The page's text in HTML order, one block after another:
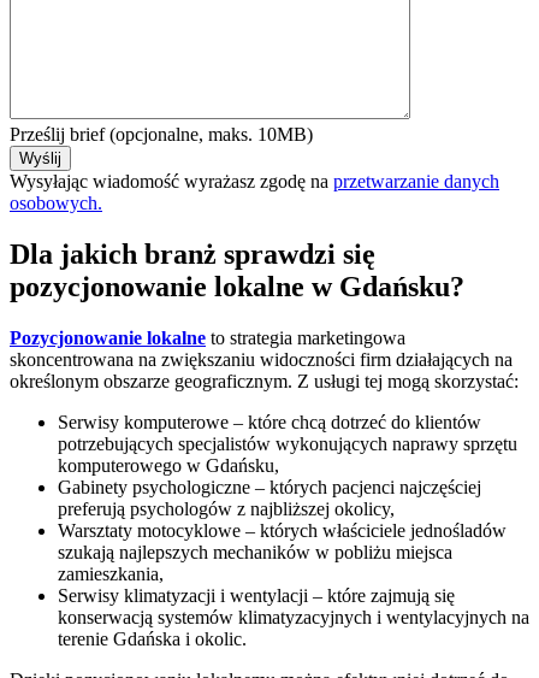
Prześlij brief (opcjonalne, maks. 10MB)
Wysyłając wiadomość wyrażasz zgodę na przetwarzanie danych
osobowych.
Dla jakich branż sprawdzi się
pozycjonowanie lokalne w Gdańsku?
Pozycjonowanie lokalne to strategia marketingowa
skoncentrowana na zwiększaniu widoczności firm działających na
określonym obszarze geograficznym. Z usługi tej mogą skorzystać:
Serwisy komputerowe – które chcą dotrzeć do klientów
potrzebujących specjalistów wykonujących naprawy sprzętu
komputerowego w Gdańsku,
Gabinety psychologiczne – których pacjenci najczęściej
preferują psychologów z najbliższej okolicy,
Warsztaty motocyklowe – których właściciele jednośladów
szukają najlepszych mechaników w pobliżu miejsca
zamieszkania,
Serwisy klimatyzacji i wentylacji – które zajmują się
konserwacją systemów klimatyzacyjnych i wentylacyjnych na
terenie Gdańska i okolic.